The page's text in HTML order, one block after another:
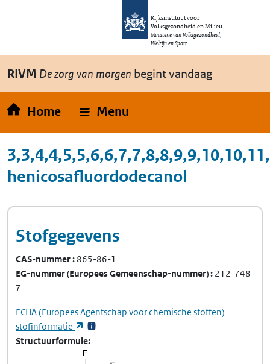
Overslaan en naar de inhoud gaan
Rijksinstituut voor
Volksgezondheid en Milieu
Ministerie van Volksgezondheid,
Welzijn en Sport
RIVM De zorg van morgen begint vandaag
Home Menu
henicosafluordodecanol
Stofgegevens
CAS-nummer 865-86-1
EG-nummer(Europees Gemeenschap-nummer) 212-748-
7
ECHA(Europees Agentschap voor chemische stoffen)
stofinformatie
(opent in een nieuw tabblad)
Structuurformule